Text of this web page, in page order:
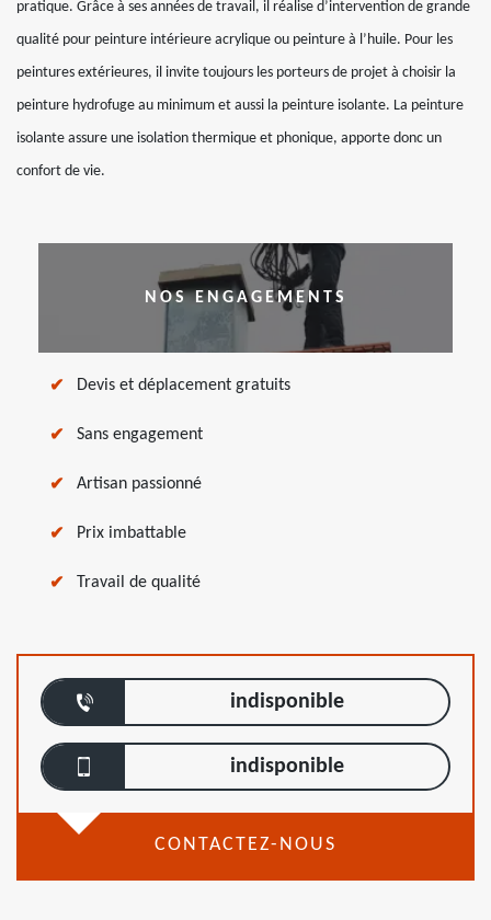
pratique. Grâce à ses années de travail, il réalise d’intervention de grande
qualité pour peinture intérieure acrylique ou peinture à l’huile. Pour les
peintures extérieures, il invite toujours les porteurs de projet à choisir la
peinture hydrofuge au minimum et aussi la peinture isolante. La peinture
isolante assure une isolation thermique et phonique, apporte donc un
confort de vie.
NOS ENGAGEMENTS
Devis et déplacement gratuits
Sans engagement
Artisan passionné
Prix imbattable
Travail de qualité
indisponible
indisponible
CONTACTEZ-NOUS